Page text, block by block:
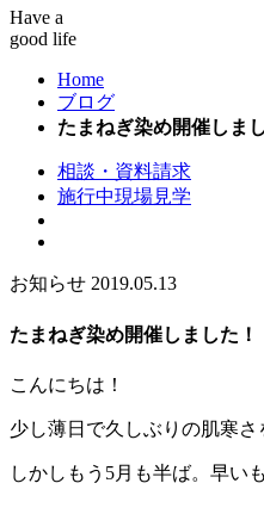
Have a
good life
Home
ブログ
たまねぎ染め開催しま
相談・資料請求
施行中現場見学
お知らせ 2019.05.13
たまねぎ染め開催しました！
こんにちは！
少し薄日で久しぶりの肌寒さ
しかしもう5月も半ば。早い